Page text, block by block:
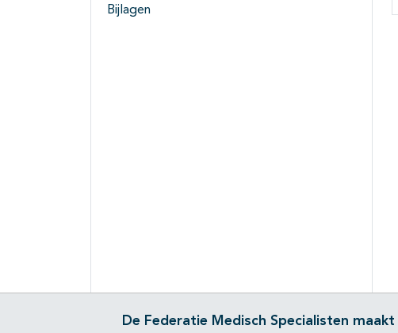
Bijlagen
De Federatie Medisch Specialisten